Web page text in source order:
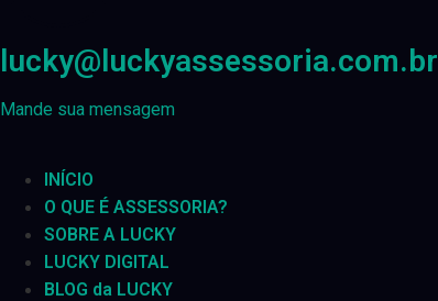
lucky@luckyassessoria.com.br
Mande sua mensagem
INÍCIO
O QUE É ASSESSORIA?
SOBRE A LUCKY
LUCKY DIGITAL
BLOG da LUCKY